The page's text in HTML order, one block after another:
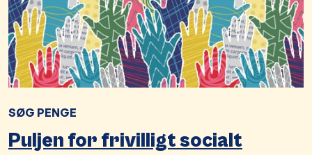
SØG PENGE
Puljen for frivilligt socialt